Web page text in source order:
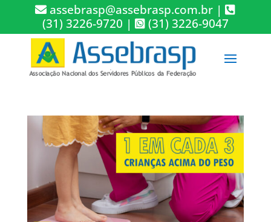
assebrasp@assebrasp.com.br |
(31) 3226-9720 | (31) 3226-9047